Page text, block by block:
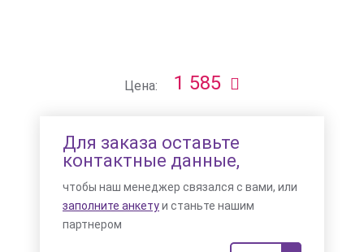
Цена: 1 585
Для заказа оставьте
контактные данные,
чтобы наш менеджер связался с вами, или
заполните анкетуи станьте нашим
партнером